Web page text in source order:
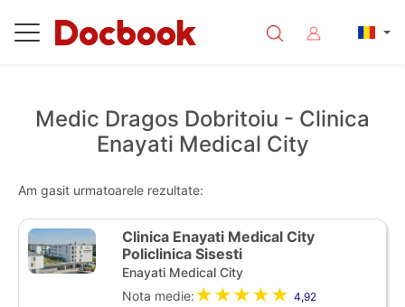
Medic Dragos Dobritoiu - Clinica
Enayati Medical City
Am gasit urmatoarele rezultate:
Clinica Enayati Medical City
Policlinica Sisesti
Enayati Medical City
Nota medie:★★★★★ 4,92